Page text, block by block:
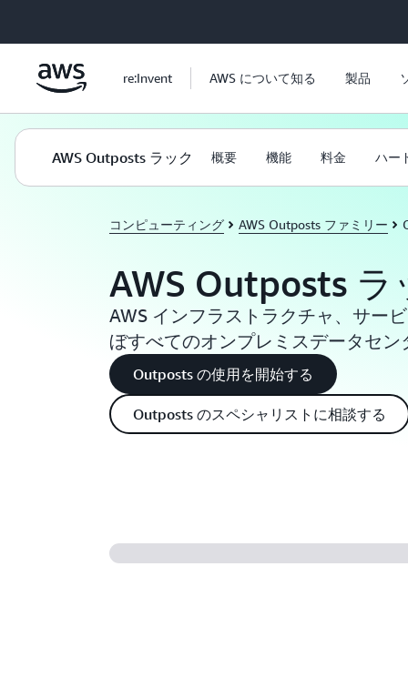
re:Invent AWS について知る 製品
AWS Outposts ラック 概要 機能 料金 ハー
コンピューティング AWS Outposts ファミリー
AWS Outposts ラ
AWS インフラストラクチャ、サー
ぼすべてのオンプレミスデータセン
Outposts の使用を開始する
Outposts のスペシャリストに相談する